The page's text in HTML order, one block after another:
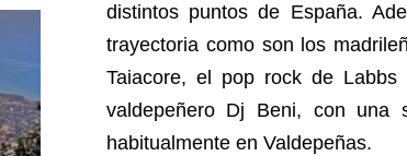
distintos puntos de España.
trayectoria como son los
Taiacore, el pop rock de
valdepeñero Dj Beni, con una
habitualmente en Valdepeñas.